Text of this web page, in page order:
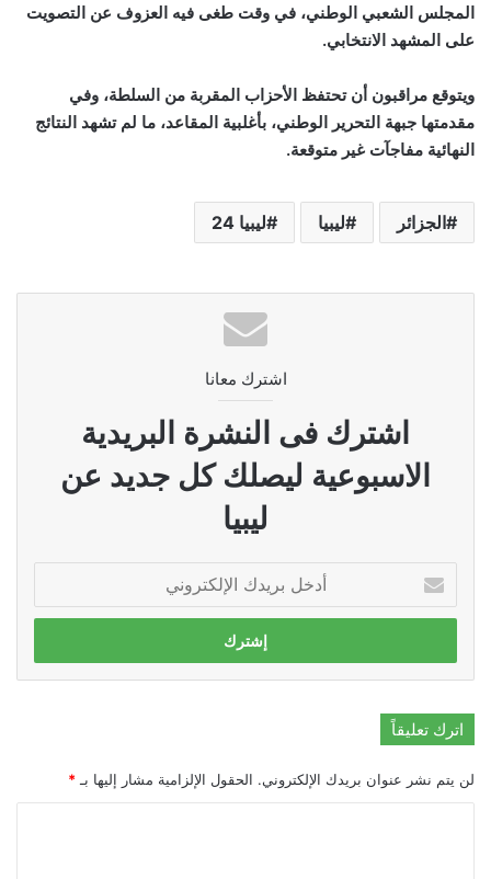
المجلس الشعبي الوطني، في وقت طغى فيه العزوف عن التصويت
على المشهد الانتخابي.
ويتوقع مراقبون أن تحتفظ الأحزاب المقربة من السلطة، وفي
مقدمتها جبهة التحرير الوطني، بأغلبية المقاعد، ما لم تشهد النتائج
النهائية مفاجآت غير متوقعة.
الجزائر ليبيا ليبيا 24
اشترك معانا
اشترك فى النشرة البريدية
الاسبوعية ليصلك كل جديد عن
ليبيا
بريدك
الإلكتروني
اترك تعليقاً
لن يتم نشر عنوان بريدك الإلكتروني. الحقول الإلزامية مشار إليها بـ *